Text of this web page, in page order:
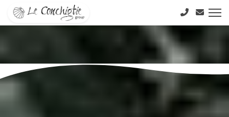
4 strutture per la tua vacanza tramaree